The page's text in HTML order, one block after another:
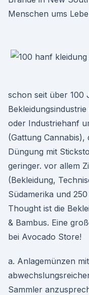
Menschen ums
schon seit über 100
oder Industriehanf
(Gattung Cannabis),
Düngung mit
geringer. vor allem
(Bekleidung,
Südamerika und
Thought ist die
& Bambus. Eine
bei Avocado Store!
a. Anlagemünzen
Sammler